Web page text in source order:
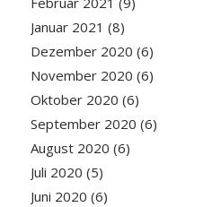
Januar 2021 (8)
Dezember 2020 (6)
November 2020 (6)
Oktober 2020 (6)
September 2020 (6)
August 2020 (6)
Juli 2020 (5)
Juni 2020 (6)